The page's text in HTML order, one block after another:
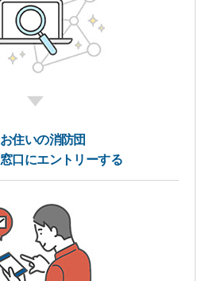
お住いの消防団
窓口にエントリーする